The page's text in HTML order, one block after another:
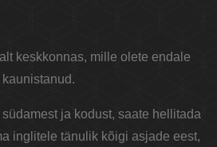
keskkonnas, mille olete endale
kaunistanud.
ja kodust, saate hellitada
inglitele tänulik kõigi asjade eest,